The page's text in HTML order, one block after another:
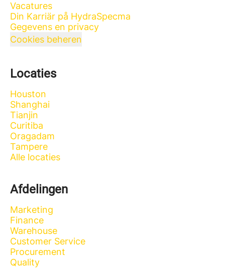
Vacatures
Din Karriär på HydraSpecma
Gegevens en privacy
Cookies beheren
Locaties
Houston
Shanghai
Tianjin
Curitiba
Oragadam
Tampere
Alle locaties
Afdelingen
Marketing
Finance
Warehouse
Customer Service
Procurement
Quality